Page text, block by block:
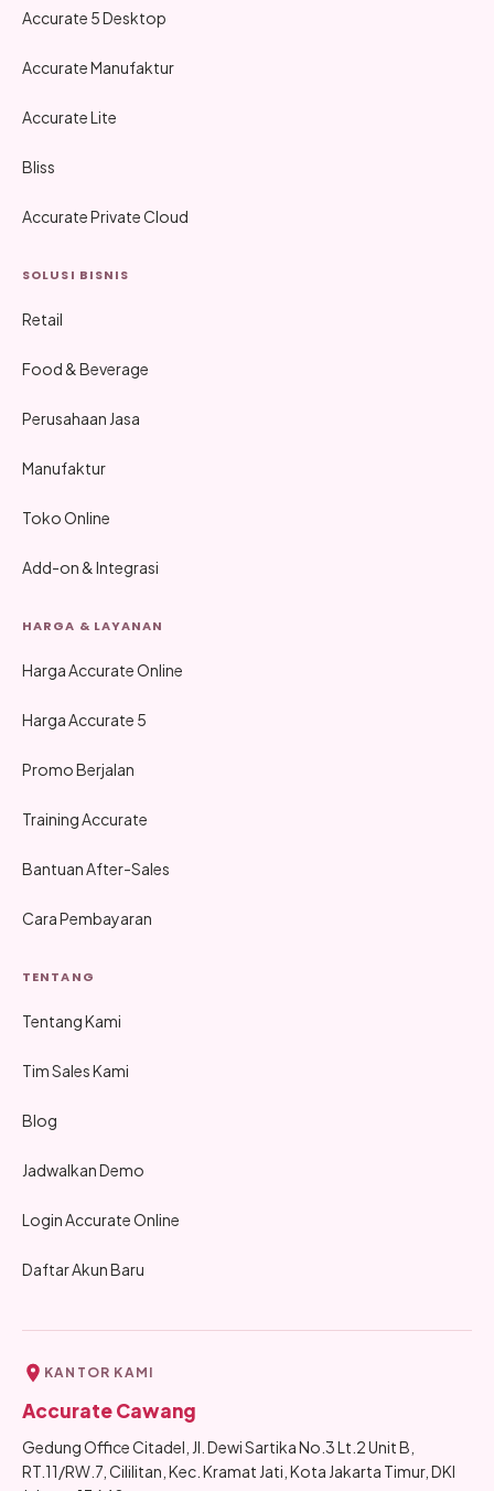
Accurate 5 Desktop
Accurate Manufaktur
Accurate Lite
Bliss
Accurate Private Cloud
SOLUSI BISNIS
Retail
Food & Beverage
Perusahaan Jasa
Manufaktur
Toko Online
Add-on & Integrasi
HARGA & LAYANAN
Harga Accurate Online
Harga Accurate 5
Promo Berjalan
Training Accurate
Bantuan After-Sales
Cara Pembayaran
TENTANG
Tentang Kami
Tim Sales Kami
Blog
Jadwalkan Demo
Login Accurate Online
Daftar Akun Baru
KANTOR KAMI
Accurate Cawang
Gedung Office Citadel, Jl. Dewi Sartika No.3 Lt.2 Unit B,
RT.11/RW.7, Cililitan, Kec. Kramat Jati, Kota Jakarta Timur, DKI